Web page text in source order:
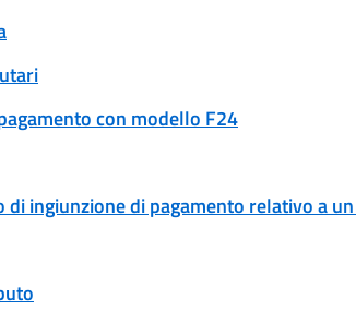
con modello F24
ingiunzione di pagamento relativo a